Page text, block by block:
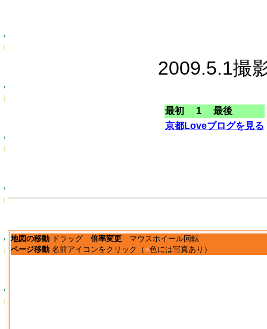
2009.5.1撮
最初 1 最後
京都Loveブログを見る
地図の移動 ドラッグ 倍率変更 マウスホイール回転
ページ移動 名前アイコンをクリック（ ■色には写真あり）